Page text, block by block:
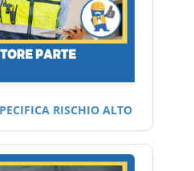
RISCHIO ALTO